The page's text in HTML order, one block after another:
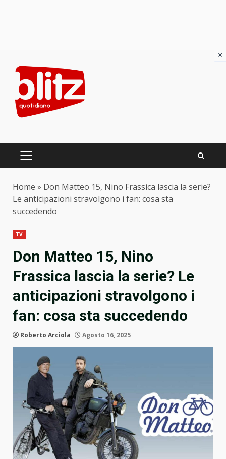
content
PRIMARY
Home » Don Matteo 15, Nino Frassica lascia la serie?
Le anticipazioni stravolgono i fan: cosa sta
succedendo
TV
Don Matteo 15, Nino
Frassica lascia la serie? Le
anticipazioni stravolgono i
fan: cosa sta succedendo
Roberto Arciola Agosto 16, 2025
×